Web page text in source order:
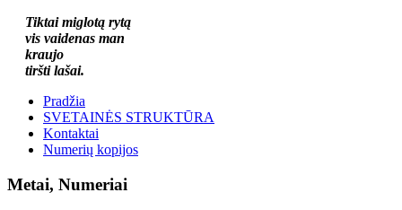
Tiktai miglotą rytą
vis vaidenas man
kraujo
tiršti lašai.
Pradžia
SVETAINĖS STRUKTŪRA
Kontaktai
Numerių kopijos
Metai, Numeriai